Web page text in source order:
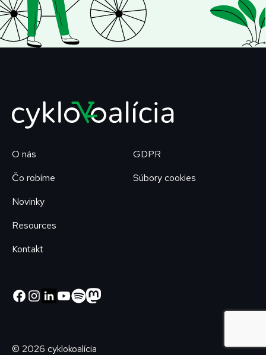
O nás
Čo robíme
Novinky
Resources
Kontakt
GDPR
Súbory cookies
© 2026 cyklokoalícia